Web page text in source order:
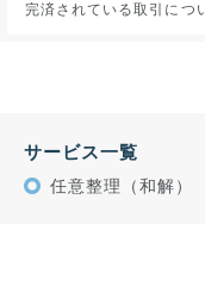
完済されている取引につ
サービス一覧
任意整理（和解）